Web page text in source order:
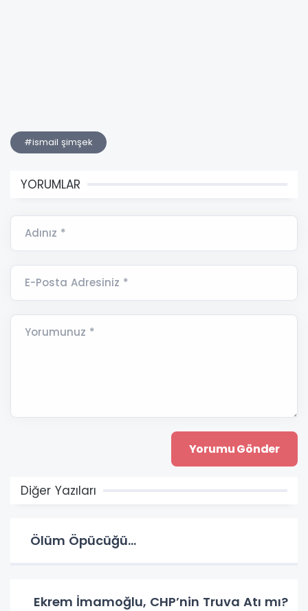
#ismail şimşek
YORUMLAR
Adınız *
E-Posta Adresiniz *
Yorumunuz *
Diğer Yazıları
Ölüm Öpücüğü…
Ekrem İmamoğlu, CHP’nin Truva Atı mı?